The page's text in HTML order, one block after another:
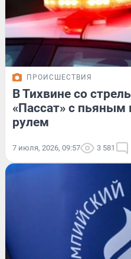
ПРОИСШЕСТВИЯ
В Тихвине со
«Пассат» с
рулем
7 июля, 2026, 09:57 3 581